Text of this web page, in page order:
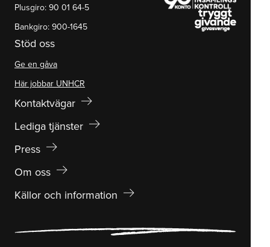
Plusgiro: 90 01 64-5
Bankgiro: 900-1645
Stöd oss
Ge en gåva
Här jobbar UNHCR
Kontaktvägar arrow_right_alt
Lediga tjänster arrow_right_alt
Press arrow_right_alt
Om oss arrow_right_alt
Källor och information arrow_right_alt